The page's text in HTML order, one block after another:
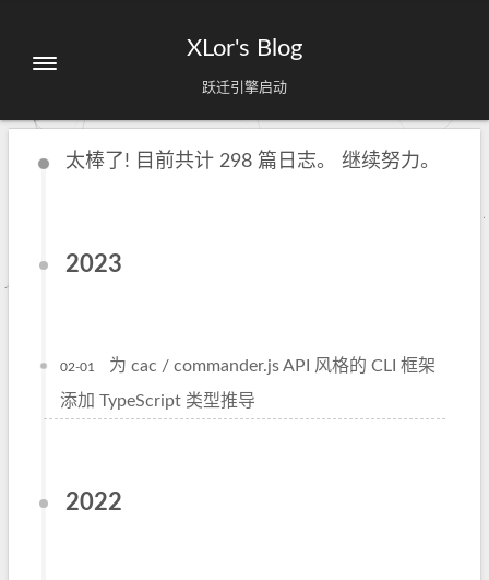
XLor's Blog
跃迁引擎启动
太棒了! 目前共计 298 篇日志。 继续努力。
2023
02-01
为 cac / commander.js API 风格的 CLI 框架
添加 TypeScript 类型推导
2022